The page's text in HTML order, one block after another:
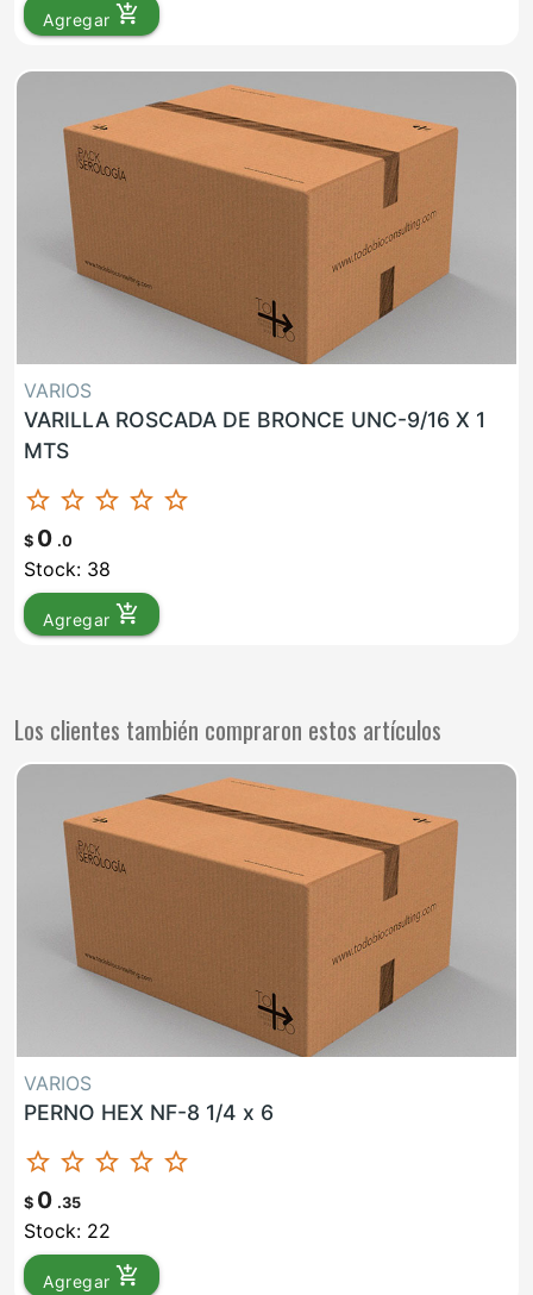
Agregar add_shopping_cart
VARIOS
VARILLA ROSCADA DE BRONCE UNC-9/16 X 1
MTS
star_border star_border star_border star_border star_border
$ 0 .0
Stock: 38
Agregar add_shopping_cart
Los clientes también compraron estos artículos
VARIOS
PERNO HEX NF-8 1/4 x 6
star_border star_border star_border star_border star_border
$ 0 .35
Stock: 22
Agregar add_shopping_cart